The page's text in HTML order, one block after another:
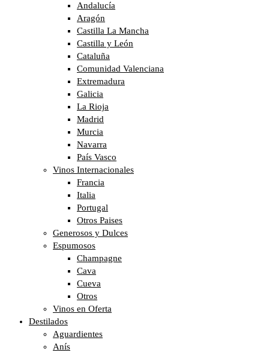
Andalucía
Aragón
Castilla La Mancha
Castilla y León
Cataluña
Comunidad Valenciana
Extremadura
Galicia
La Rioja
Madrid
Murcia
Navarra
País Vasco
Vinos Internacionales
Francia
Italia
Portugal
Otros Paises
Generosos y Dulces
Espumosos
Champagne
Cava
Cueva
Otros
Vinos en Oferta
Destilados
Aguardientes
Anís